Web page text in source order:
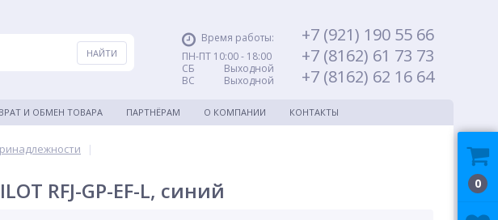
Время работы:
ПН-ПТ 10:00 - 18:00
СБ Выходной
ВС Выходной
+7 (921) 190 55 66
+7 (8162) 61 73 73
+7 (8162) 62 16 64
И ОБМЕН ТОВАРА ПАРТНЁРАМ О КОМПАНИИ КОНТАКТЫ
|
RFJ-GP-EF-L, синий 0